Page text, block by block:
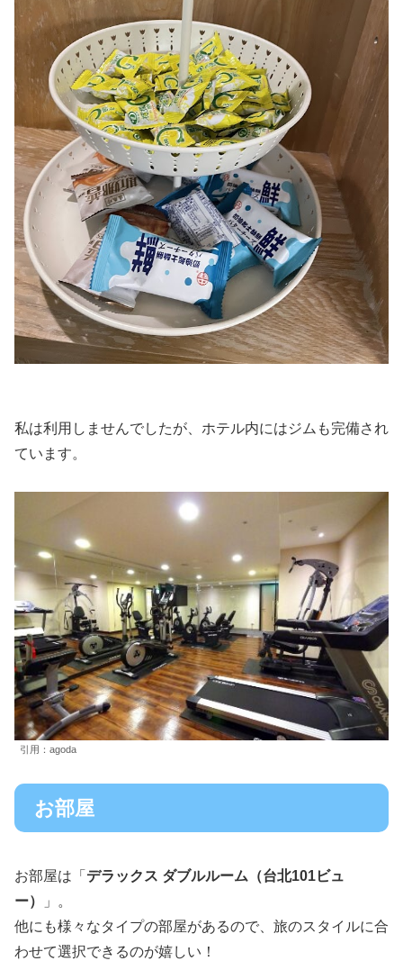
私は利用しませんでしたが、ホテル内にはジムも完備され
ています。
引用：agoda
お部屋
お部屋は「 デラックス ダブルルーム（台北101ビュ
ー）
」。
他にも様々なタイプの部屋があるので、旅のスタイルに合
わせて選択できるのが嬉しい！